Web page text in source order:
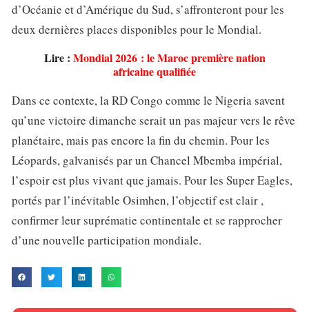
d’Océanie et d’Amérique du Sud, s’affronteront pour les
deux dernières places disponibles pour le Mondial.
Lire : Mondial 2026 : le Maroc première nation
africaine qualifiée
Dans ce contexte, la RD Congo comme le Nigeria savent
qu’une victoire dimanche serait un pas majeur vers le rêve
planétaire, mais pas encore la fin du chemin. Pour les
Léopards, galvanisés par un Chancel Mbemba impérial,
l’espoir est plus vivant que jamais. Pour les Super Eagles,
portés par l’inévitable Osimhen, l’objectif est clair ,
confirmer leur suprématie continentale et se rapprocher
d’une nouvelle participation mondiale.